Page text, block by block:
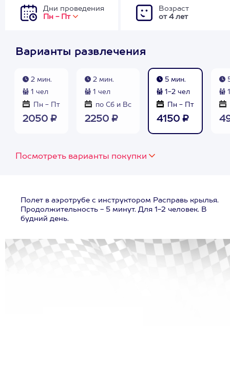
Дни проведения
Пн - Пт
Возраст
от 4 лет
Варианты развлечения
2 мин.
1 чел
Пн - Пт
2050 ₽
2 мин.
1 чел
по Сб и Вс
2250 ₽
5 мин.
1-2 чел
Пн - Пт
4150 ₽
Посмотреть варианты покупки
Полет в аэротрубе с инструктором Расправь крылья.
Продолжительность - 5 минут. Для 1-2 человек. В
будний день.